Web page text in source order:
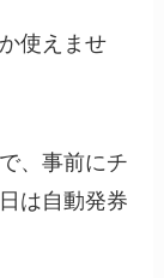
使えませ
、事前にチ
は自動発券